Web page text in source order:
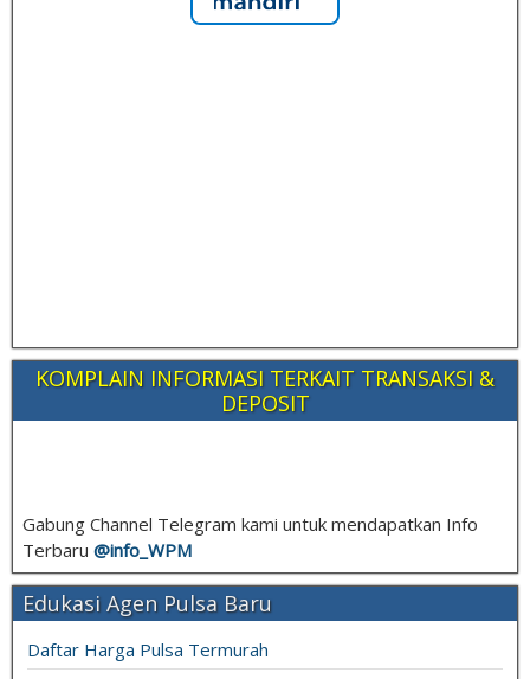
KOMPLAIN INFORMASI TERKAIT TRANSAKSI &
DEPOSIT
Gabung Channel Telegram kami untuk mendapatkan Info
Terbaru @info_ WPM
Edukasi Agen Pulsa Baru
Daftar Harga Pulsa Termurah